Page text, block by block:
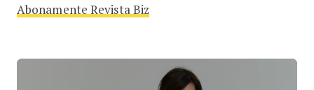
Abonamente Revista Biz